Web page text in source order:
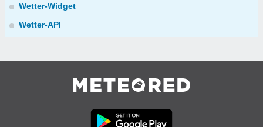
Wetter-Widget
Wetter-API